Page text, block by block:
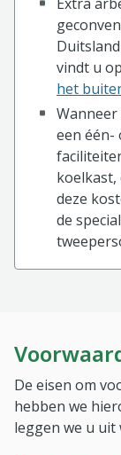
vindt u
het
een één-
koelkast,
deze
de
De eisen om
hebben we
leggen we u